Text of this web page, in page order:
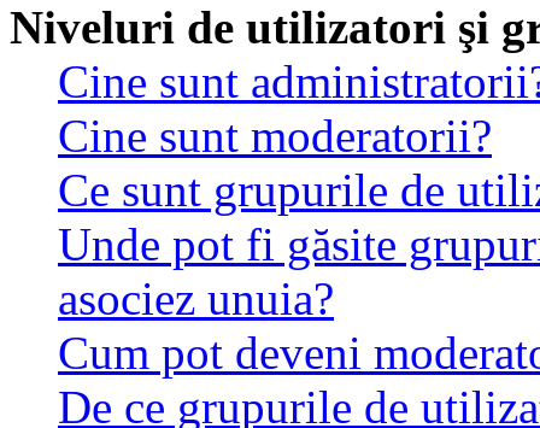
Niveluri de utilizatori şi
Cine sunt
Cine sunt moderatorii?
Ce sunt grupurile de
Unde pot fi găsite
asociez unuia?
Cum pot deveni
De ce grupurile de